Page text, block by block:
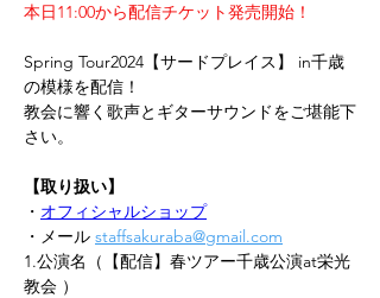
本日11:00から配信チケット発売開始！
Spring Tour2024【サードプレイス】 in千歳
の模様を配信！
教会に響く歌声とギターサウンドをご堪能下
さい。
【取り扱い】
・ オフィシャルショップ
・メール staffsakuraba@gmail.com
1.公演名（【配信】春ツアー千歳公演at栄光
教会 ）